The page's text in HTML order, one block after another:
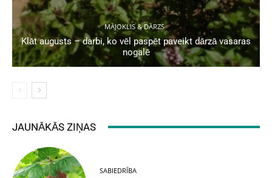
MĀJOKLIS & DĀRZS
Klāt augusts – darbi, ko vēl paspēt paveikt dārzā vasaras
nogalē
JAUNĀKĀS ZIŅAS
SABIEDRĪBA